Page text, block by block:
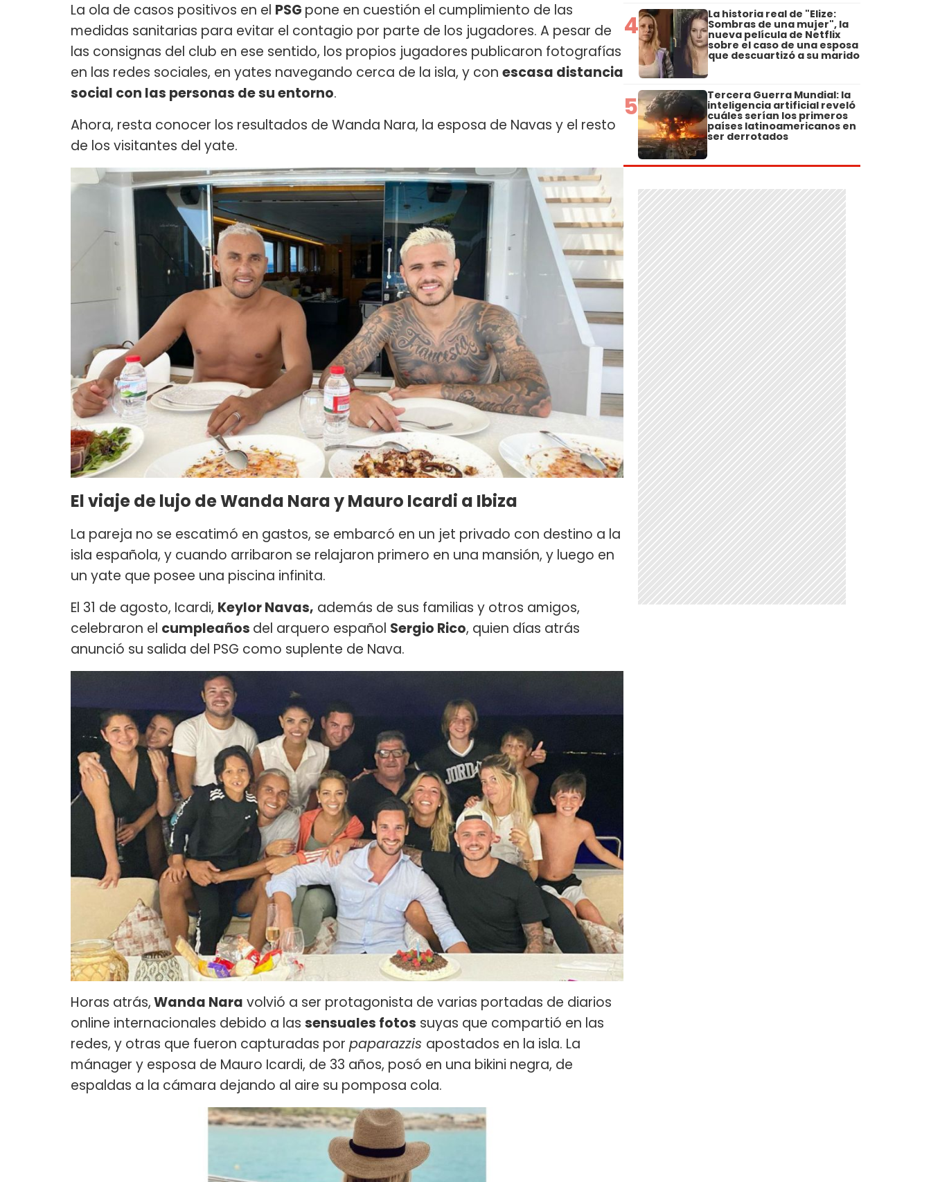
La ola de casos positivos en el PSG pone en cuestión el cumplimiento de las
medidas sanitarias para evitar el contagio por parte de los jugadores. A pesar de
las consignas del club en ese sentido, los propios jugadores publicaron fotografías
en las redes sociales, en yates navegando cerca de la isla, y con escasa distancia
social con las personas de su entorno.
Ahora, resta conocer los resultados de Wanda Nara, la esposa de Navas y el resto
de los visitantes del yate.
El viaje de lujo de Wanda Nara y Mauro Icardi a Ibiza
La pareja no se escatimó en gastos, se embarcó en un jet privado con destino a la
isla española, y cuando arribaron se relajaron primero en una mansión, y luego en
un yate que posee una piscina infinita.
El 31 de agosto, Icardi, Keylor Navas, además de sus familias y otros amigos,
celebraron el cumpleaños del arquero español Sergio Rico, quien días atrás
anunció su salida del PSG como suplente de Nava.
Horas atrás,Wanda Nara volvió a ser protagonista de varias portadas de diarios
online internacionales debido a las sensuales fotos suyas que compartió en las
redes, y otras que fueron capturadas por paparazzis apostados en la isla. La
mánager y esposa de Mauro Icardi, de 33 años, posó en una bikini negra, de
espaldas a la cámara dejando al aire su pomposa cola.
4 La historia real de "Elize:
Sombras de una mujer", la
nueva película de Netflix
sobre el caso de una esposa
que descuartizó a su marido
5 Tercera Guerra Mundial: la
inteligencia artificial reveló
cuáles serían los primeros
países latinoamericanos en
ser derrotados